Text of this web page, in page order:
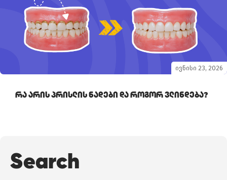
ივნისი 23, 2026
Რა Არის Პრისლის Ნადები Და Როგორ Ვლინდება?
Search